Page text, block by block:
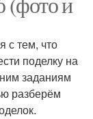
с тем, что
поделку на
заданиям
разберём